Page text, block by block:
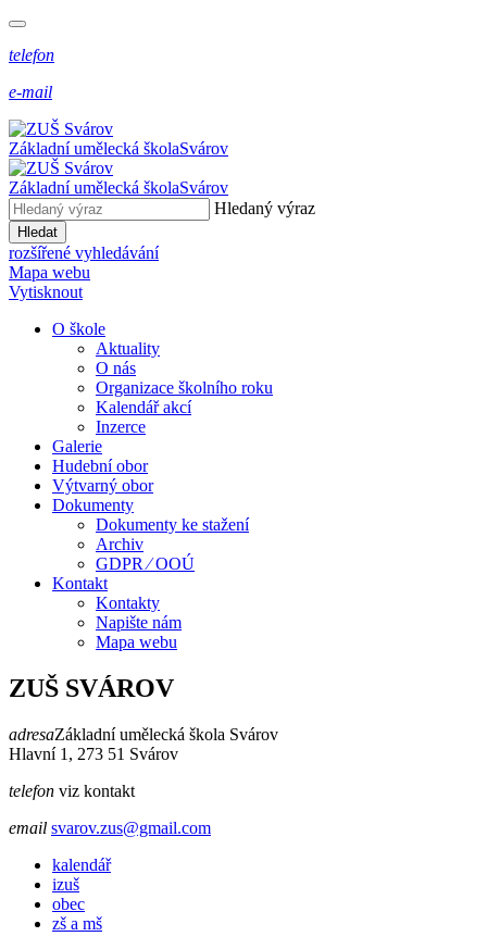
telefon
e-mail
Základní umělecká školaSvárov
Základní umělecká školaSvárov
Hledaný výraz
Hledat
rozšířené vyhledávání
Mapa webu
Vytisknout
O škole
Aktuality
O nás
Organizace školního roku
Kalendář akcí
Inzerce
Galerie
Hudební obor
Výtvarný obor
Dokumenty
Dokumenty ke stažení
Archiv
GDPR ⁄ OOÚ
Kontakt
Kontakty
Napište nám
Mapa webu
ZUŠ SVÁROV
adresaZákladní umělecká škola Svárov
Hlavní 1, 273 51 Svárov
telefon viz kontakt
email svarov.zus@gmail.com
kalendář
izuš
obec
zš a mš